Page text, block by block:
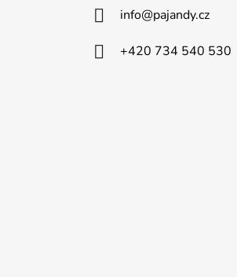
info@pajandy.cz
+420 734 540 530